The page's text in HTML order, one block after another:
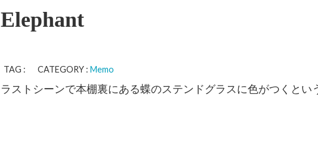
Elephant
TAG : CATEGORY : Memo
ラストシーンで本棚裏にある蝶のステンドグラスに色がつくとい